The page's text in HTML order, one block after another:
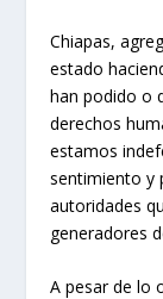
Chiapas,
estado
han podido o
derechos
estamos
sentimiento y
autoridades
generadores
A pesar de lo